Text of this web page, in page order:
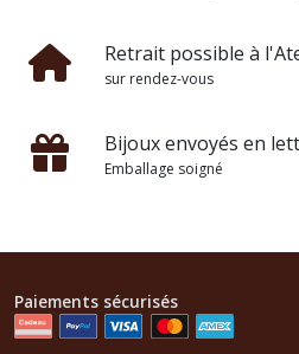
Retrait possible à
sur rendez-vous
Bijoux envoyés en
Emballage soigné
Paiements sécurisés